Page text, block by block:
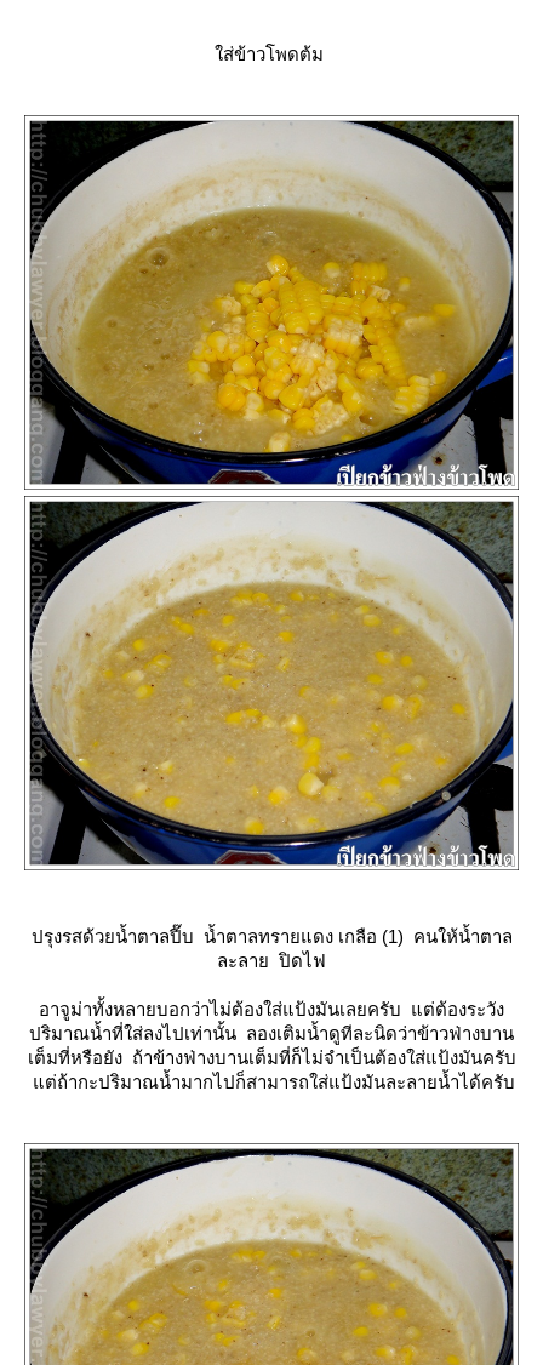
ส่ข้าวโพดต้ม
ปรุงรสด้วยน้ำตาลปี๊บ น้ำตาลทรายแดง เกลือ (1) คนให้น้ำตาล
ละลาย ปิดไฟ
อาจูม่าทั้งหลายบอกว่าไม่ต้องใส่แป้งมันเลยครับ แต่ต้องระวัง
ปริมาณน้ำที่ใส่ลงไปเท่านั้น ลองเติมน้ำดูทีละนิดว่าข้าวฟ่างบาน
เต็มที่หรือยัง ถ้าข้างฟ่างบานเต็มที่ก็ไม่จำเป็นต้องใส่แป้งมันครับ
ต่ถ้ากะปริมาณน้ำมากไปก็สามารถใส่แป้งมันละลายน้ำได้ครับ